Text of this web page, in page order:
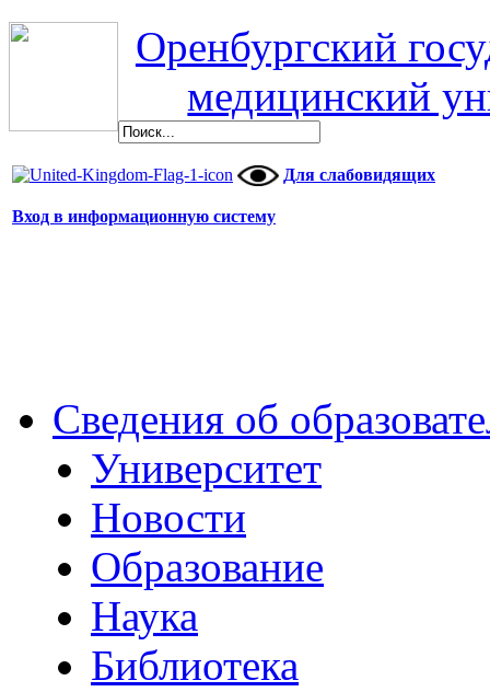
Оренбургский
медицинский
Для слабовидящих
Вход в информационную систему
Сведения об
Университет
Новости
Образование
Наука
Библиотека